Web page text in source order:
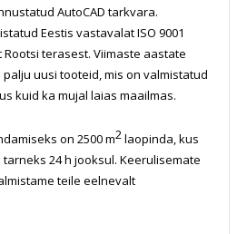
AutoCAD tarkvara.
Eestis vastavalat ISO 9001
terasest. Viimaste aastate
uusi tooteid, mis on valmistatud
kuid ka mujal laias maailmas.
on 2500 m2laopinda, kus
24 h jooksul. Keerulisemate
teile eelnevalt